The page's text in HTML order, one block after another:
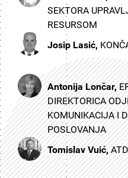
SEKTORA
RESURSOM
Josip Lasić,
Antonija Lončar,
DIREKTORICA
KOMUNIKACIJA I
POSLOVANJA
Tomislav Vuić,